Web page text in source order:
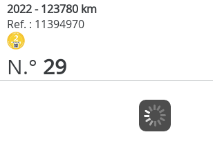
2022 - 123780 km
Ref. : 11394970
N.° 29